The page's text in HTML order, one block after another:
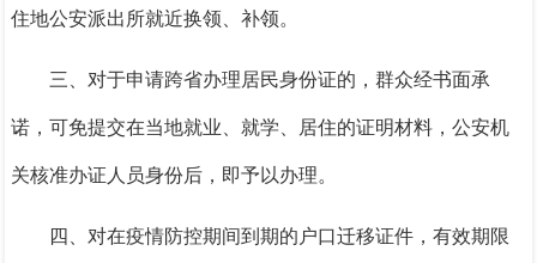
住地公安派出所就近换领、补领。
三、对于申请跨省办理居民身份证的，群众经书面承
诺，可免提交在当地就业、就学、居住的证明材料，公安机
关核准办证人员身份后，即予以办理。
四、对在疫情防控期间到期的户口迁移证件，有效期限